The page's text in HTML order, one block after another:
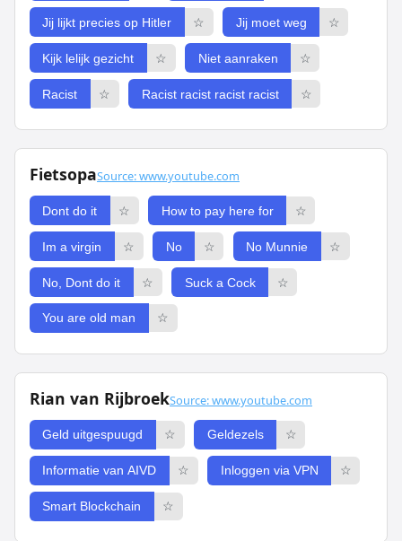
Jij lijkt precies op Hitler ☆ Jij moet weg ☆
Kijk lelijk gezicht ☆ Niet aanraken ☆
Racist ☆ Racist racist racist racist ☆
FietsopaSource: www.youtube.com
Dont do it ☆ How to pay here for ☆
Im a virgin ☆ No ☆ No Munnie ☆
No, Dont do it ☆ Suck a Cock ☆
You are old man ☆
Rian van RijbroekSource: www.youtube.com
Geld uitgespuugd ☆ Geldezels ☆
Informatie van AIVD ☆ Inloggen via VPN ☆
Smart Blockchain ☆